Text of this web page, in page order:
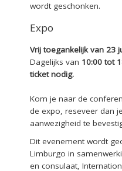
wordt geschonken.
Expo
Vrij toegankelijk van 23
Dagelijks van 10:00 tot
ticket nodig.
Kom je naar de
de expo, reseveer dan je
aanwezigheid te
Dit evenement wordt
Limburgo in
en consulaat,